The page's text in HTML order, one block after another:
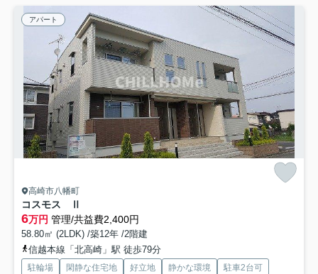
アパート
高崎市八幡町
コスモス Ⅱ
6万円 管理/共益費2,400円
58.80㎡ (2LDK) /築12年 /2階建
信越本線「北高崎」駅 徒歩79分
駐輪場 閑静な住宅地 好立地 静かな環境
駐車2台可